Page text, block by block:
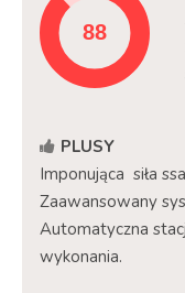
PLUSY
Imponująca siła
Zaawansowany
Automatyczna
wykonania.